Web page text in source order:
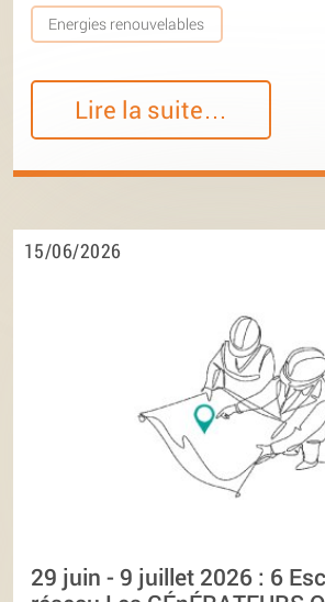
Energies renouvelables
Lire la suite…
15/06/2026
29 juin - 9 juillet 2026 : 6